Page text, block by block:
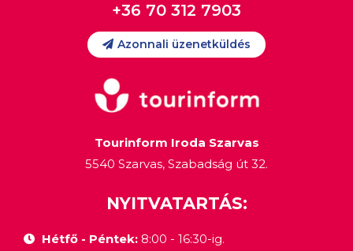
+36 70 312 7903
Azonnali üzenetküldés
Tourinform Iroda Szarvas
5540 Szarvas, Szabadság út 32.
NYITVATARTÁS:
Hétfő - Péntek:8:00 - 16:30-ig.